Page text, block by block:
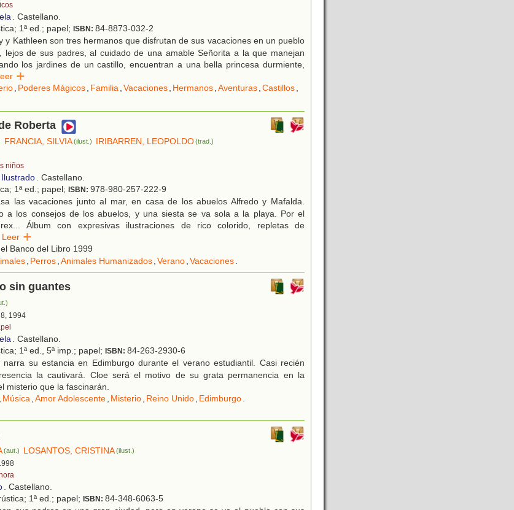
. Castellano.
1ª ed.; papel; ISBN: 84-8873-032-2
y Kathleen son tres hermanos que disfrutan de sus vacaciones en un pueblo
lejos de sus padres, al cuidado de una amable Señorita a la que manejan
los jardines de un castillo, encuentran a una bella princesa durmiente,
, Poderes Mágicos, Familia,Vacaciones, Hermanos,Aventuras,Castillos,
Roberta
FRANCIA, SILVIA(ilust.) IRIBARREN, LEOPOLDO (trad.)
niños
. Castellano.
1ª ed.; papel; ISBN: 978-980-257-222-9
las vacaciones junto al mar, en casa de los abuelos Alfredo y Mafalda.
a los consejos de los abuelos, y una siesta se va sola a la playa. Por el
Álbum con expresivas ilustraciones de rico colorido, repletas de
Leer
Banco del Libro 1999
, Perros,Animales Humanizados,Verano,Vacaciones.
sin guantes
1994
. Castellano.
1ª ed., 5ª imp.; papel; ISBN: 84-263-2930-6
narra su estancia en Edimburgo durante el verano estudiantil. Casi recién
la cautivará. Cloe será el motivo de su grata permanencia en la
misterio que la fascinarán.
, Música,Amor Adolescente, Misterio, Reino Unido, Edimburgo.
(aut.) LOSANTOS, CRISTINA(ilust.)
. Castellano.
1ª ed.; papel; ISBN: 84-348-6063-5